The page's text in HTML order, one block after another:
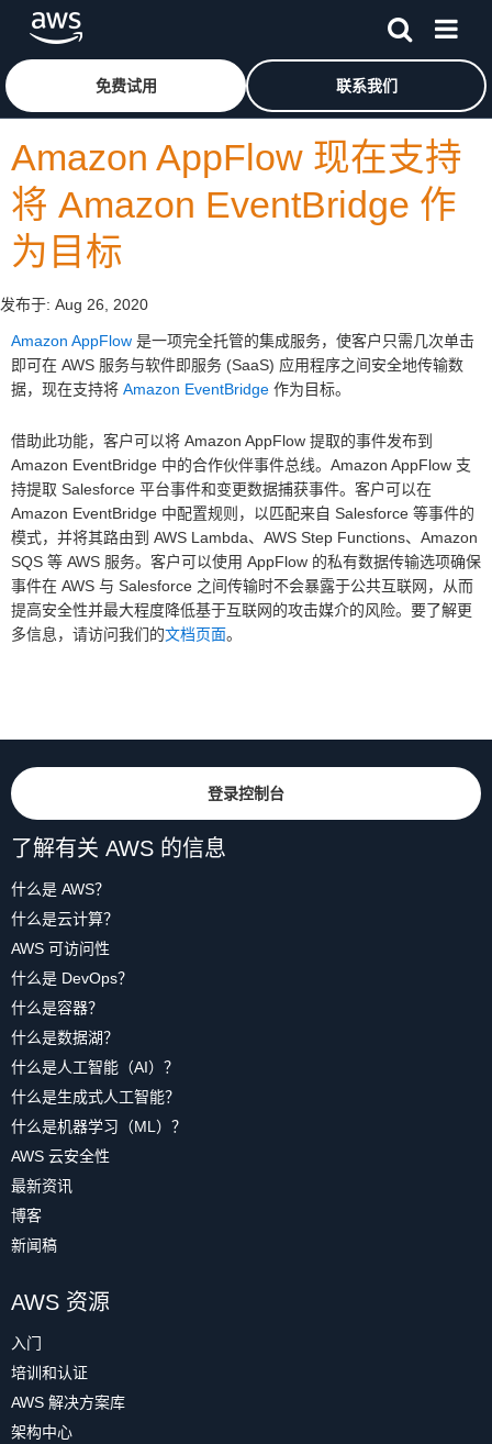
跳至主要内容
免费试用 联系我们
Amazon AppFlow 现在支持
将 Amazon EventBridge 作
为目标
发布于: Aug 26, 2020
Amazon AppFlow 是一项完全托管的集成服务，使客户只需几次单击
即可在 AWS 服务与软件即服务 (SaaS) 应用程序之间安全地传输数
据，现在支持将 Amazon EventBridge 作为目标。
借助此功能，客户可以将 Amazon AppFlow 提取的事件发布到
Amazon EventBridge 中的合作伙伴事件总线。Amazon AppFlow 支
持提取 Salesforce 平台事件和变更数据捕获事件。客户可以在
Amazon EventBridge 中配置规则，以匹配来自 Salesforce 等事件的
模式，并将其路由到 AWS Lambda、AWS Step Functions、Amazon
SQS 等 AWS 服务。客户可以使用 AppFlow 的私有数据传输选项确保
事件在 AWS 与 Salesforce 之间传输时不会暴露于公共互联网，从而
提高安全性并最大程度降低基于互联网的攻击媒介的风险。要了解更
多信息，请访问我们的文档页面。
登录控制台
了解有关 AWS 的信息
什么是 AWS？
什么是云计算？
AWS 可访问性
什么是 DevOps？
什么是容器？
什么是数据湖？
什么是人工智能（AI）？
什么是生成式人工智能？
什么是机器学习（ML）？
AWS 云安全性
最新资讯
博客
新闻稿
AWS 资源
入门
培训和认证
AWS 解决方案库
架构中心